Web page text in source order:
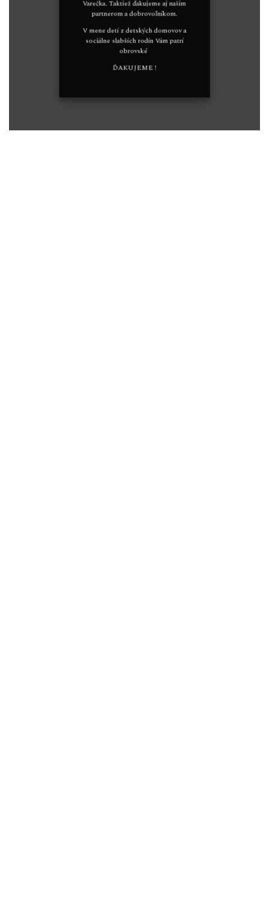
Varečka. Taktiež ďakujeme aj našim
partnerom a dobrovoľníkom.
V mene detí z detských domovov a
sociálne slabších rodín Vám patrí
obrovské
ĎAKUJEME !